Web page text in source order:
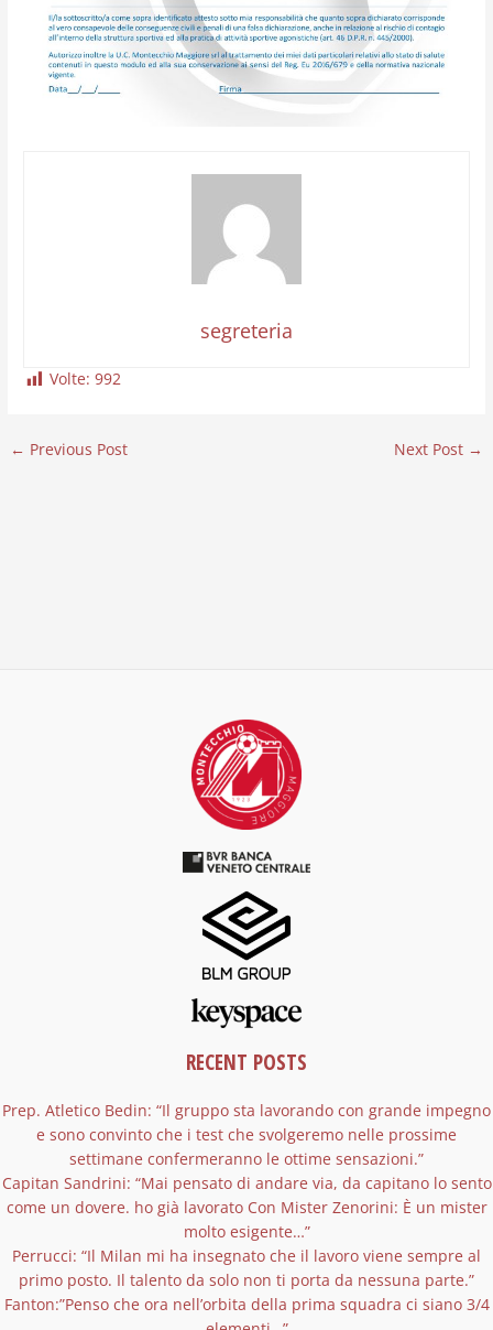
segreteria
Volte: 992
← Previous Post Next Post →
RECENT POSTS
Prep. Atletico Bedin: “Il gruppo sta lavorando con grande impegno
e sono convinto che i test che svolgeremo nelle prossime
settimane confermeranno le ottime sensazioni.”
Capitan Sandrini: “Mai pensato di andare via, da capitano lo sento
come un dovere. ho già lavorato Con Mister Zenorini: È un mister
molto esigente…”
Perrucci: “Il Milan mi ha insegnato che il lavoro viene sempre al
primo posto. Il talento da solo non ti porta da nessuna parte.”
Fanton:”Penso che ora nell’orbita della prima squadra ci siano 3/4